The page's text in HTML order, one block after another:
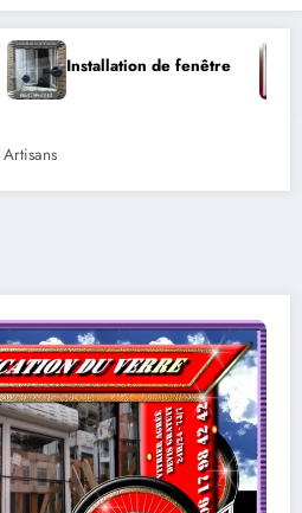
de fenêtre Pourquoi